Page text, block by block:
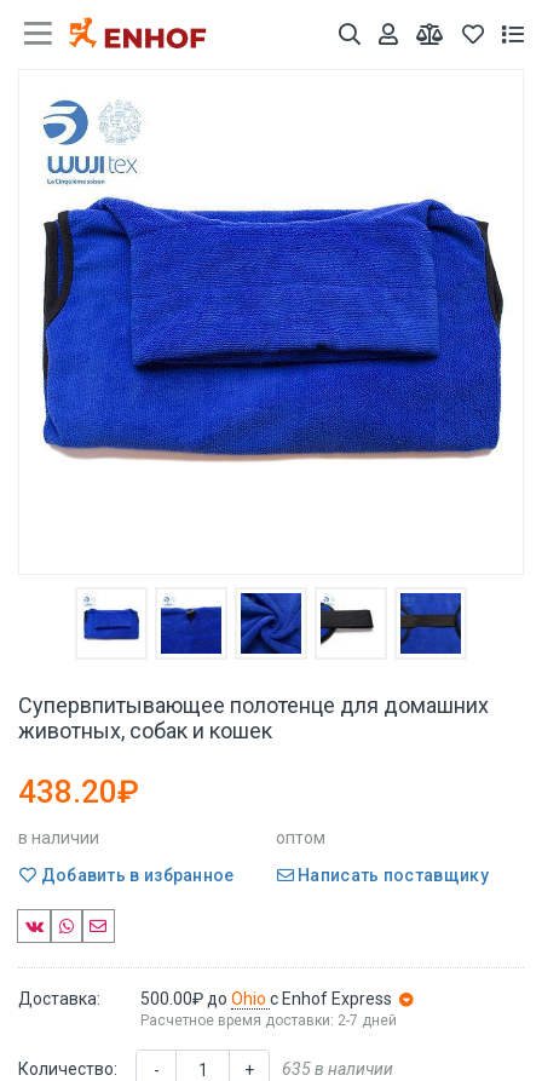
Супервпитывающее полотенце для домашних
животных, собак и кошек
438.20₽
в наличии
оптом
Добавить в избранное
Написать поставщику
Доставка: 500.00₽ до Ohio с Enhof Express
Расчетное время доставки: 2-7 дней
Количество: - + 635 в наличии